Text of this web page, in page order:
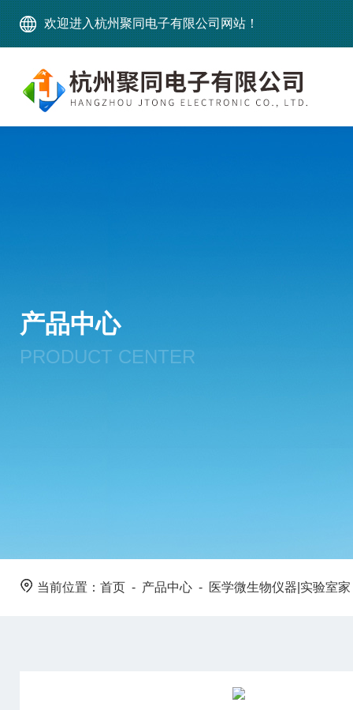
欢迎进入杭州聚同电子有限公司网站！
产品中心
PRODUCT CENTER
当前位置： 首页 - 产品中心 - 医学微生物仪器|实验室家